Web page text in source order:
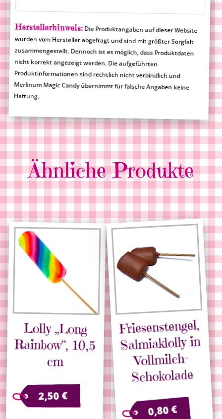
Herstellerhinweis:Die Produktangaben auf dieser Website
wurden vom Hersteller abgefragt und sind mit größter Sorgfalt
zusammengestellt. Dennoch ist es möglich, dass Produktdaten
nicht korrekt angezeigt werden. Die aufgeführten
Produktinformationen sind rechtlich nicht verbindlich und
Merlinum Magic Candy übernimmt für falsche Angaben keine
Haftung.
Ähnliche Produkte
Lolly „Long
Rainbow“, 10,5
cm
2,50€
Friesenstengel,
Salmiaklolly in
Vollmilch-
Schokolade
0,80€